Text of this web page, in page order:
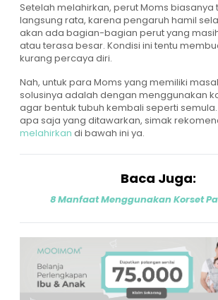
Setelah melahirkan, perut Moms biasanya
langsung rata, karena pengaruh hamil
akan ada bagian-bagian perut yang
atau terasa besar. Kondisi ini tentu
kurang percaya diri.
Nah, untuk para Moms yang memiliki
solusinya adalah dengan menggunakan
agar bentuk tubuh kembali seperti
apa saja yang ditawarkan, simak
melahirkan di bawah ini ya.
Baca Juga:
8 Manfaat Menggunakan Korset